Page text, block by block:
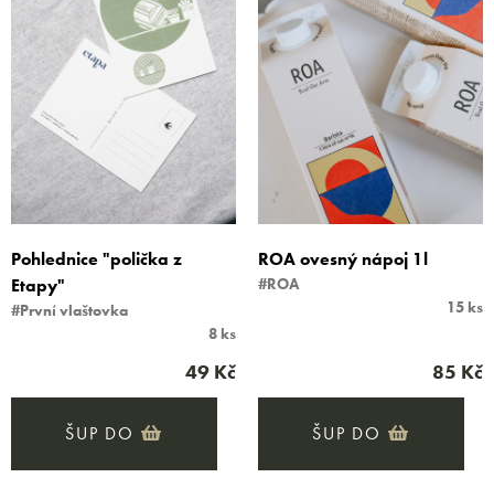
Pohlednice "polička z
Etapy"
#První vlaštovka
8 ks
49 Kč
ŠUP DO
ROA ovesný nápoj 1l
#ROA
15 ks
85 Kč
ŠUP DO